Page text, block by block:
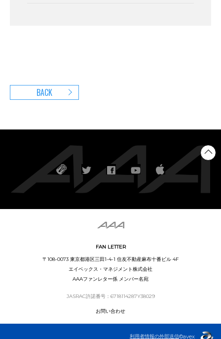
BACK
FAN LETTER
〒108-0073 東京都港区三田1-4-1 住友不動産麻布十番ビル 4F
エイベックス・マネジメント株式会社
AAAファンレター係 メンバー名宛
JASRAC許諾番号：6718114287Y38029
お問い合わせ
利用者情報の外部送信©avex